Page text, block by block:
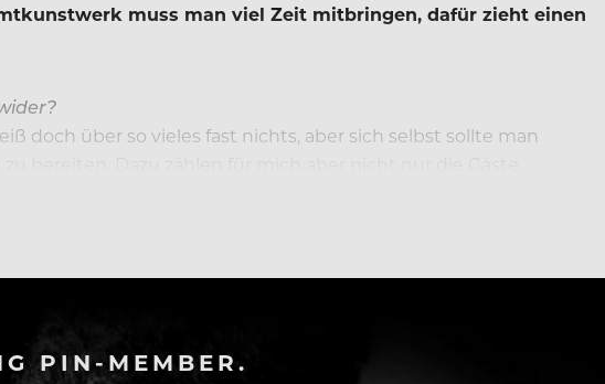
muss man viel Zeit mitbringen, dafür zieht einen
doch über so vieles fast nichts, aber sich selbst sollte man
PIN-MEMBER.